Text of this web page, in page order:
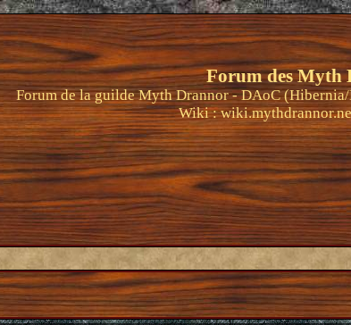
Forum des Myth
Forum de la guilde Myth Drannor - DAoC
Wiki :